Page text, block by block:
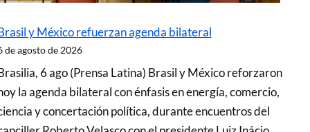
y México refuerzan agenda bilateral
de agosto de 2026
6 ago (Prensa Latina) Brasil y México reforzaron
la agenda bilateral con énfasis en energía, comercio,
y concertación política, durante encuentros del